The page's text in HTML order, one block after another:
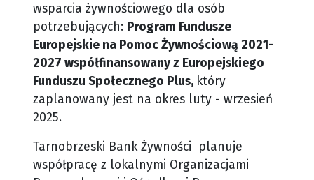
wsparcia żywnościowego dla osób
potrzebujących: Program Fundusze
Europejskie na Pomoc Żywnościową 2021-
2027 współfinansowany z Europejskiego
Funduszu Społecznego Plus, który
zaplanowany jest na okres luty - wrzesień
2025.
Tarnobrzeski Bank Żywności planuje
współpracę z lokalnymi Organizacjami